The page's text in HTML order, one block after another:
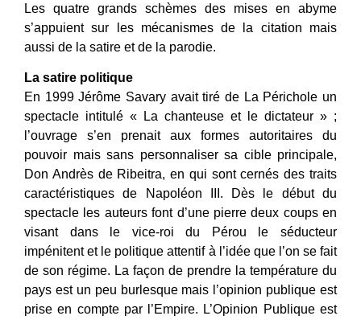
Les quatre grands schèmes des mises en abyme
s’appuient sur les mécanismes de la citation mais
aussi de la satire et de la parodie.
La satire politique
En 1999 Jérôme Savary avait tiré de La Périchole un
spectacle intitulé « La chanteuse et le dictateur » ;
l’ouvrage s’en prenait aux formes autoritaires du
pouvoir mais sans personnaliser sa cible principale,
Don Andrès de Ribeitra, en qui sont cernés des traits
caractéristiques de Napoléon III. Dès le début du
spectacle les auteurs font d’une pierre deux coups en
visant dans le vice-roi du Pérou le séducteur
impénitent et le politique attentif à l’idée que l’on se fait
de son régime. La façon de prendre la température du
pays est un peu burlesque mais l’opinion publique est
prise en compte par l’Empire. L’Opinion Publique est